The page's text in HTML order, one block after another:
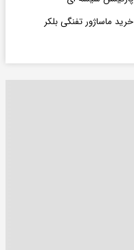
خرید ماساژور تفنگی بلکر